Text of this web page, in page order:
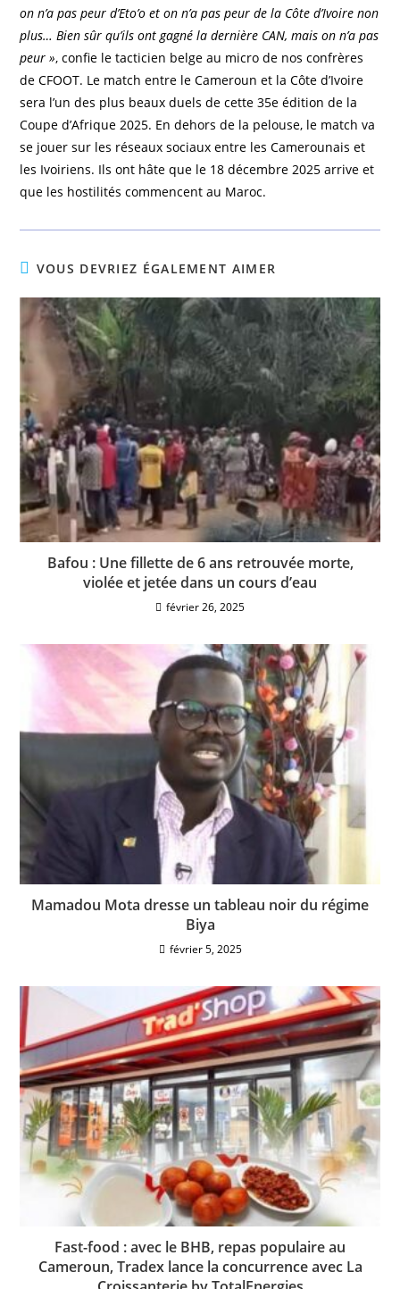
on n’a pas peur d’Eto’o et on n’a pas peur de la Côte d’Ivoire non
plus… Bien sûr qu’ils ont gagné la dernière CAN, mais on n’a pas
peur », confie le tacticien belge au micro de nos confrères
de CFOOT. Le match entre le Cameroun et la Côte d’Ivoire
sera l’un des plus beaux duels de cette 35e édition de la
Coupe d’Afrique 2025. En dehors de la pelouse, le match va
se jouer sur les réseaux sociaux entre les Camerounais et
les Ivoiriens. Ils ont hâte que le 18 décembre 2025 arrive et
que les hostilités commencent au Maroc.
VOUS DEVRIEZ ÉGALEMENT AIMER
Bafou : Une fillette de 6 ans retrouvée morte,
violée et jetée dans un cours d’eau
février 26, 2025
Mamadou Mota dresse un tableau noir du régime
Biya
février 5, 2025
Fast-food : avec le BHB, repas populaire au
Cameroun, Tradex lance la concurrence avec La